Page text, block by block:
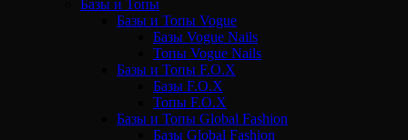
Базы и Топы
Базы и Топы Vogue
Базы Vogue Nails
Топы Vogue Nails
Базы и Топы F.O.X
Базы F.O.X
Топы F.O.X
Базы и Топы Global Fashion
Базы Global Fashion